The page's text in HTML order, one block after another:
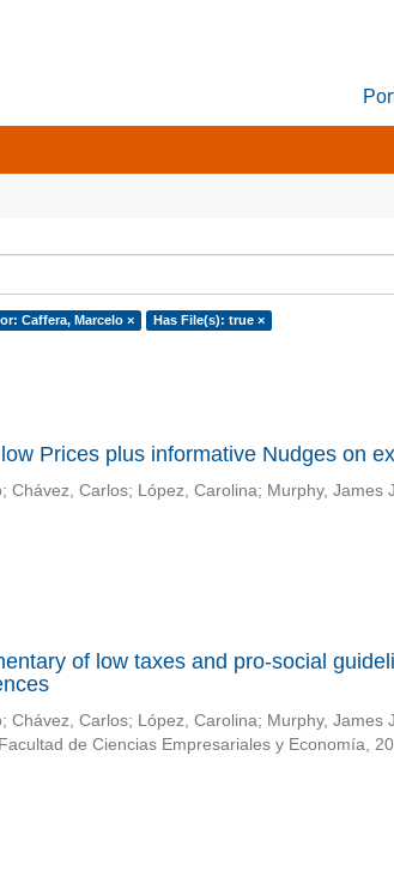
Caffera, Marcelo × Has File(s): true ×
Prices plus informative Nudges on
; Chávez, Carlos; López, Carolina; Murphy, James
of low taxes and pro-social
; Chávez, Carlos; López, Carolina; Murphy, James
de Ciencias Empresariales y Economía,